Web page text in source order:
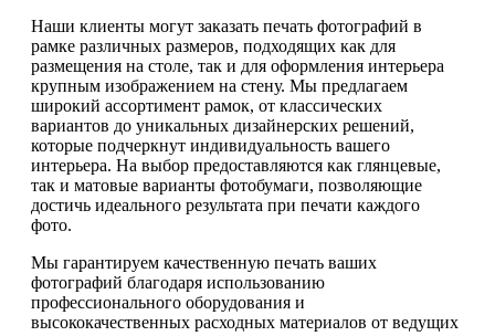
Наши клиенты могут заказать печать фотографий в
рамке различных размеров, подходящих как для
размещения на столе, так и для оформления интерьера
крупным изображением на стену. Мы предлагаем
широкий ассортимент рамок, от классических
вариантов до уникальных дизайнерских решений,
которые подчеркнут индивидуальность вашего
интерьера. На выбор предоставляются как глянцевые,
так и матовые варианты фотобумаги, позволяющие
достичь идеального результата при печати каждого
фото.
Мы гарантируем качественную печать ваших
фотографий благодаря использованию
профессионального оборудования и
высококачественных расходных материалов от ведущих